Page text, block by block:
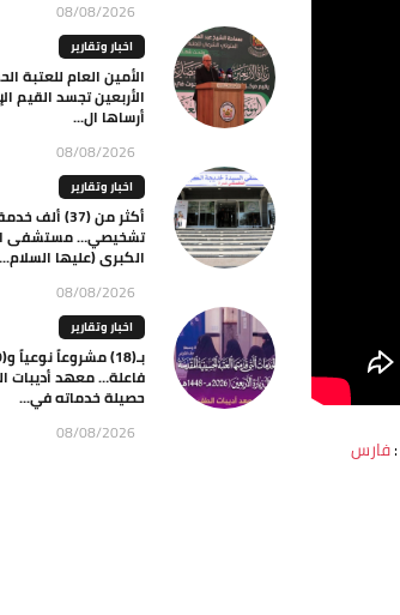
:فارس
08/08/2026
اخبار وتقارير
الأمين العام للعتبة
الأربعين تجسد القيم
أرساها ال...
08/08/2026
اخبار وتقارير
أكثر من (37)
تشخيصي… مستشفى
الكبرى (عليها السلام...
08/08/2026
اخبار وتقارير
فاعلة… معهد أديبات
حصيلة خدماته في...
08/08/2026